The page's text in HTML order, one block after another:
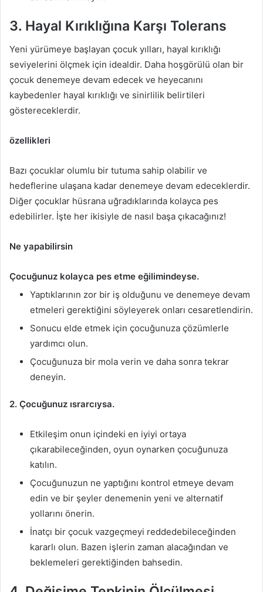
3. Hayal Kırıklığına Karşı Tolerans
Yeni yürümeye başlayan çocuk yılları, hayal kırıklığı
seviyelerini ölçmek için idealdir. Daha hoşgörülü olan bir
çocuk denemeye devam edecek ve heyecanını
kaybedenler hayal kırıklığı ve sinirlilik belirtileri
göstereceklerdir.
özellikleri
Bazı çocuklar olumlu bir tutuma sahip olabilir ve
hedeflerine ulaşana kadar denemeye devam edeceklerdir.
Diğer çocuklar hüsrana uğradıklarında kolayca pes
edebilirler. İşte her ikisiyle de nasıl başa çıkacağınız!
Ne yapabilirsin
Çocuğunuz kolayca pes etme eğilimindeyse.
Yaptıklarının zor bir iş olduğunu ve denemeye devam
etmeleri gerektiğini söyleyerek onları cesaretlendirin.
Sonucu elde etmek için çocuğunuza çözümlerle
yardımcı olun.
Çocuğunuza bir mola verin ve daha sonra tekrar
deneyin.
2. Çocuğunuz ısrarcıysa.
Etkileşim onun içindeki en iyiyi ortaya
çıkarabileceğinden, oyun oynarken çocuğunuza
katılın.
Çocuğunuzun ne yaptığını kontrol etmeye devam
edin ve bir şeyler denemenin yeni ve alternatif
yollarını önerin.
İnatçı bir çocuk vazgeçmeyi reddedebileceğinden
kararlı olun. Bazen işlerin zaman alacağından ve
beklemeleri gerektiğinden bahsedin.